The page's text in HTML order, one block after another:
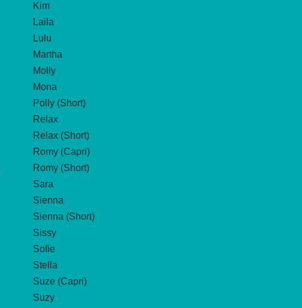
Kim
Laila
Lulu
Martha
Molly
Mona
Polly (Short)
Relax
Relax (Short)
Romy (Capri)
Romy (Short)
Sara
Sienna
Sienna (Short)
Sissy
Sofie
Stella
Suze (Capri)
Suzy